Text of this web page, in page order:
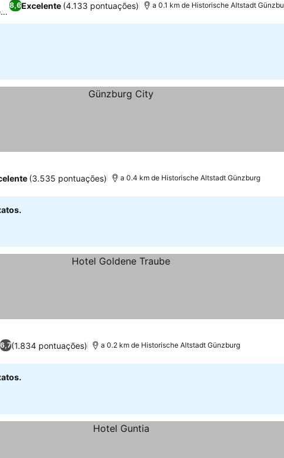
8,6Excelente (4.133 pontuações) a 0.1 km de Historische Altstadt
(3.535 pontuações) a 0.4 km de Historische Altstadt Günzburg
6,7(1.834 pontuações) a 0.2 km de Historische Altstadt Günzburg